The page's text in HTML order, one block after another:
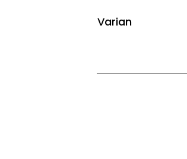
Varian